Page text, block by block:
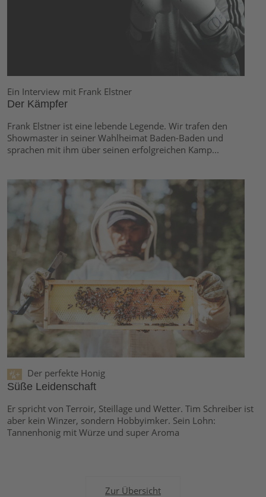
Ein Interview mit Frank Elstner
Der Kämpfer
Frank Elstner ist eine lebende Legende. Wir trafen den
Showmaster in seiner Wahlheimat Baden-Baden und
sprachen mit ihm über seinen erfolgreichen Kamp...
Der perfekte Honig
Süße Leidenschaft
Er spricht von Terroir, Steillage und Wetter. Tim Schreiber ist
aber kein Winzer, sondern Hobbyimker. Sein Lohn:
Tannenhonig mit Würze und super Aroma
Zur Übersicht